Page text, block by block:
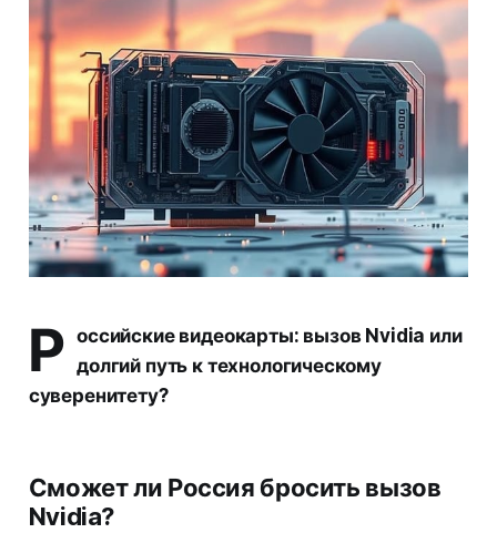
Р оссийские видеокарты: вызов Nvidia или
долгий путь к технологическому
суверенитету?
Сможет ли Россия бросить вызов
Nvidia?